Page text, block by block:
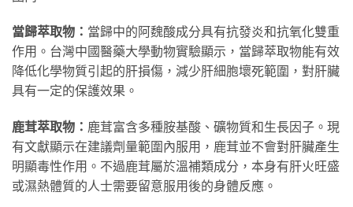
當歸萃取物： 當歸中的阿魏酸成分具有抗發炎和抗氧化雙重
作用。台灣中國醫藥大學動物實驗顯示，當歸萃取物能有效
降低化學物質引起的肝損傷，減少肝細胞壞死範圍，對肝臟
具有一定的保護效果。
鹿茸萃取物： 鹿茸富含多種胺基酸、礦物質和生長因子。現
有文獻顯示在建議劑量範圍內服用，鹿茸並不會對肝臟產生
明顯毒性作用。不過鹿茸屬於溫補類成分，本身有肝火旺盛
或濕熱體質的人士需要留意服用後的身體反應。